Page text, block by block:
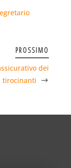
PROSSIMO
dei
tirocinanti